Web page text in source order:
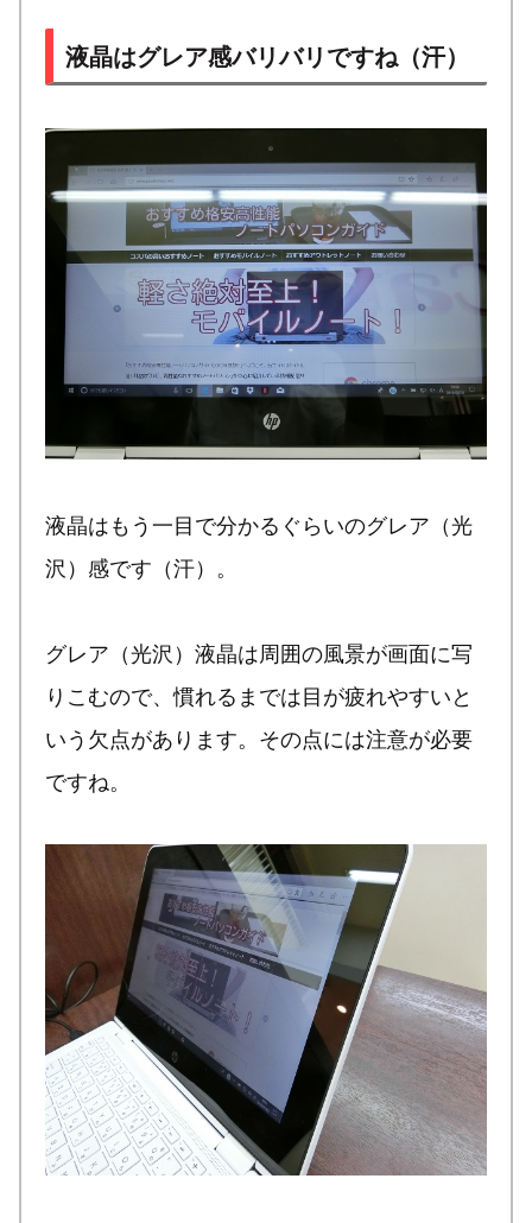
液晶はグレア感バリバリですね（汗）
液晶はもう一目で分かるぐらいのグレア（光
沢）感です（汗）。
グレア（光沢）液晶は周囲の風景が画面に写
りこむので、慣れるまでは目が疲れやすいと
いう欠点があります。その点には注意が必要
ですね。